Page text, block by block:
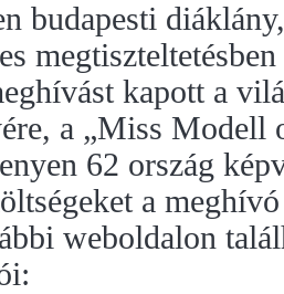
budapesti
kapott a
a „Miss Modell
62 ország
a
weboldalon